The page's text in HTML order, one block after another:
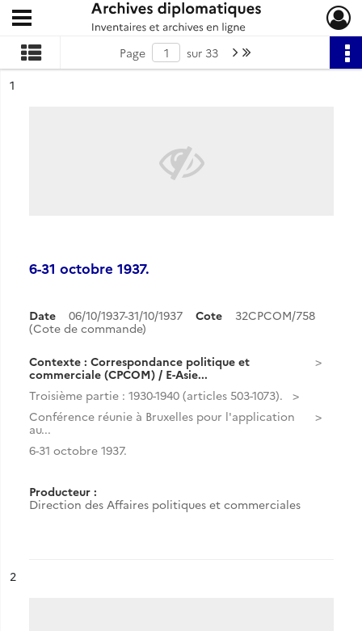
Archives diplomatiques
Ouvrir le menu déroulant
Page sur 33 Page suivante : 1/33
n°
1
6-31 octobre 1937.
Date 06/10/1937-31/10/1937 Cote
32CPCOM/758
(Cote de commande)
Contexte : Correspondance politique et
commerciale (CPCOM) / E-Asie...
Troisième partie : 1930-1940 (articles 503-1073).
Conférence réunie à Bruxelles pour l'application
au...
6-31 octobre 1937.
Producteur :
Direction des Affaires politiques et commerciales
n°
2